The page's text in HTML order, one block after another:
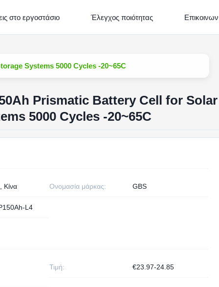
στο εργοστάσιο Έλεγχος ποιότητας
Systems 5000 Cycles -20~65C
Prismatic Battery Cell for Solar
5000 Cycles -20~65C
Κίνα Ονομασία μάρκας: GBS
L4
Τιμή: €23.97-24.85